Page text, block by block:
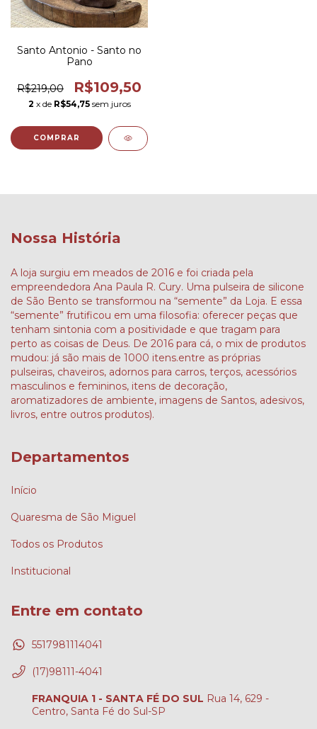
Santo Antonio - Santo no
Pano
R$219,00 R$109,50
2 x de R$54,75 sem juros
COMPRAR
Nossa História
A loja surgiu em meados de 2016 e foi criada pela
empreendedora Ana Paula R. Cury. Uma pulseira de silicone
de São Bento se transformou na “semente” da Loja. E essa
“semente” frutificou em uma filosofia: oferecer peças que
tenham sintonia com a positividade e que tragam para
perto as coisas de Deus. De 2016 para cá, o mix de produtos
mudou: já são mais de 1000 itens.entre as próprias
pulseiras, chaveiros, adornos para carros, terços, acessórios
masculinos e femininos, itens de decoração,
aromatizadores de ambiente, imagens de Santos, adesivos,
livros, entre outros produtos).
Departamentos
Início
Quaresma de São Miguel
Todos os Produtos
Institucional
Entre em contato
5517981114041
(17)98111-4041
FRANQUIA 1 - SANTA FÉ DO SUL Rua 14, 629 -
Centro, Santa Fé do Sul-SP